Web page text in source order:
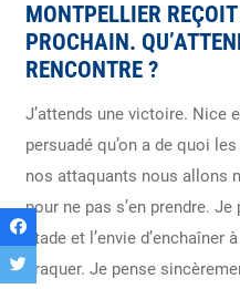
MONTPELLIER
PROCHAIN.
RENCONTRE ?
J’attends une victoire. Nice
persuadé qu’on a de quoi
nos attaquants nous allons
pour ne pas s’en prendre. Je
stade et l’envie
craquer. Je pense